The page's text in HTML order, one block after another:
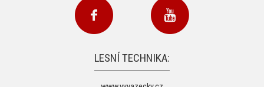
LESNÍ TECHNIKA: